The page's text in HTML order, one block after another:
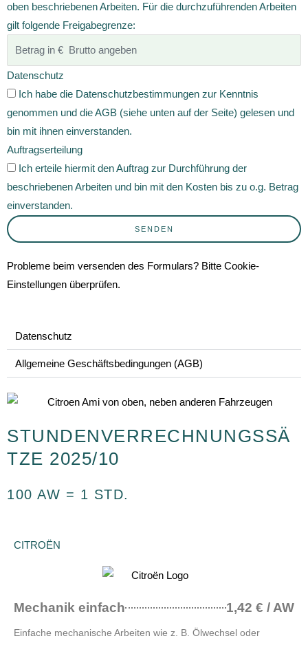
oben beschriebenen Arbeiten. Für die durchzuführenden Arbeiten
gilt folgende Freigabegrenze:
Datenschutz
Ich habe die Datenschutzbestimmungen zur Kenntnis
genommen und die AGB (siehe unten auf der Seite) gelesen und
bin mit ihnen einverstanden.
Auftragserteilung
Ich erteile hiermit den Auftrag zur Durchführung der
beschriebenen Arbeiten und bin mit den Kosten bis zu o.g. Betrag
einverstanden.
SENDEN
Probleme beim versenden des Formulars? Bitte Cookie-
Einstellungen überprüfen.
Datenschutz
Allgemeine Geschäftsbedingungen (AGB)
STUNDENVERRECHNUNGSSÄ
TZE 2025/10
100 AW = 1 STD.
CITROËN
Mechanik einfach 1,42 € / AW
Einfache mechanische Arbeiten wie z. B. Ölwechsel oder